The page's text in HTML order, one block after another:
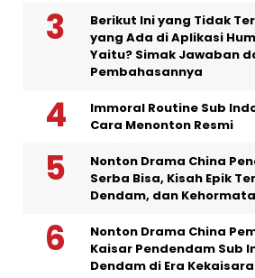
Berikut Ini yang Tidak
yang Ada di Aplikasi
Yaitu? Simak Jawaban
Pembahasannya
Immoral Routine Sub
Cara Menonton Resmi
Nonton Drama China
Serba Bisa, Kisah Epik
Dendam, dan
Nonton Drama China
Kaisar Pendendam Sub
Dendam di Era